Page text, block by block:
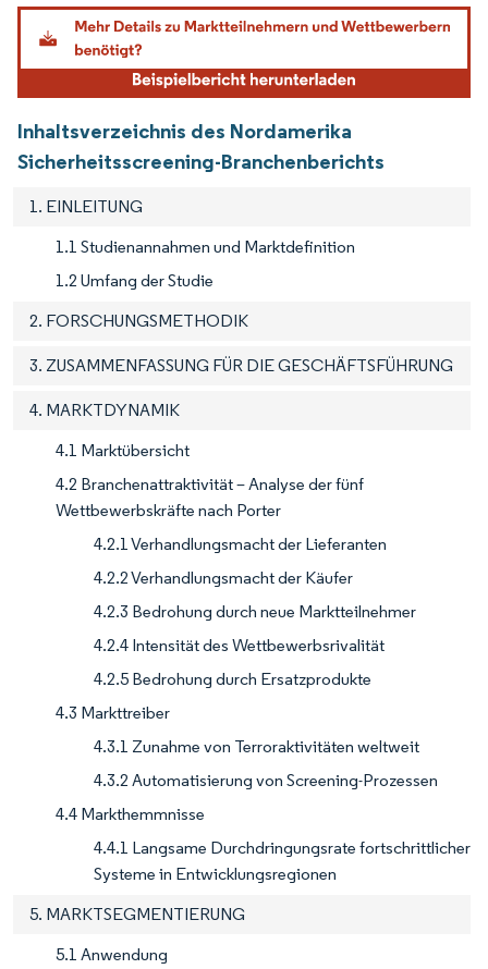
Bild © Mordor Intelligence. Wiederverwendung erfordert Namensnennung gemäß
Inhaltsverzeichnis des Nordamerika
Sicherheitsscreening-Branchenberichts
1. EINLEITUNG
1.1 Studienannahmen und Marktdefinition
1.2 Umfang der Studie
2. FORSCHUNGSMETHODIK
3. ZUSAMMENFASSUNG FÜR DIE GESCHÄFTSFÜHRUNG
4. MARKTDYNAMIK
4.1 Marktübersicht
4.2 Branchenattraktivität – Analyse der fünf
Wettbewerbskräfte nach Porter
4.2.1 Verhandlungsmacht der Lieferanten
4.2.2 Verhandlungsmacht der Käufer
4.2.3 Bedrohung durch neue Marktteilnehmer
4.2.4 Intensität des Wettbewerbsrivalität
4.2.5 Bedrohung durch Ersatzprodukte
4.3 Markttreiber
4.3.1 Zunahme von Terroraktivitäten weltweit
4.3.2 Automatisierung von Screening-Prozessen
4.4 Markthemmnisse
4.4.1 Langsame Durchdringungsrate fortschrittlicher
Systeme in Entwicklungsregionen
5. MARKTSEGMENTIERUNG
5.1 Anwendung